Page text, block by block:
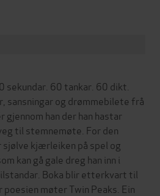
sekundar. 60 tankar. 60 dikt.
sansningar og drømmebilete frå
han der han hastar
til stemnemøte. For den
sjølve kjærleiken på spel og
kan gå gale dreg han inn i
Boka blir etterkvart til
møter Twin Peaks. Ein